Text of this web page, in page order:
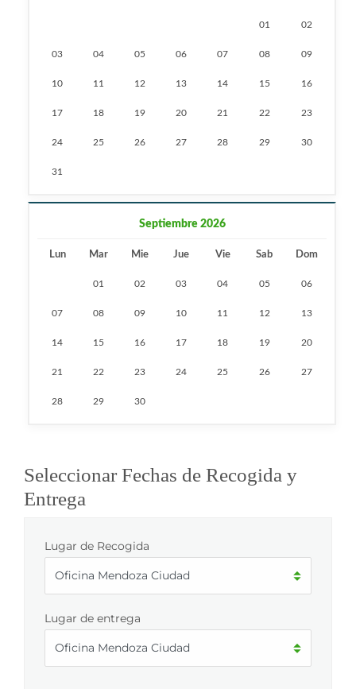
01 02
03 04 05 06 07 08 09
10 11 12 13 14 15 16
17 18 19 20 21 22 23
24 25 26 27 28 29 30
31
Septiembre 2026
Lun Mar Mie Jue Vie Sab Dom
01 02 03 04 05 06
07 08 09 10 11 12 13
14 15 16 17 18 19 20
21 22 23 24 25 26 27
28 29 30
Seleccionar Fechas de Recogida y
Entrega
Lugar de Recogida
Lugar de entrega